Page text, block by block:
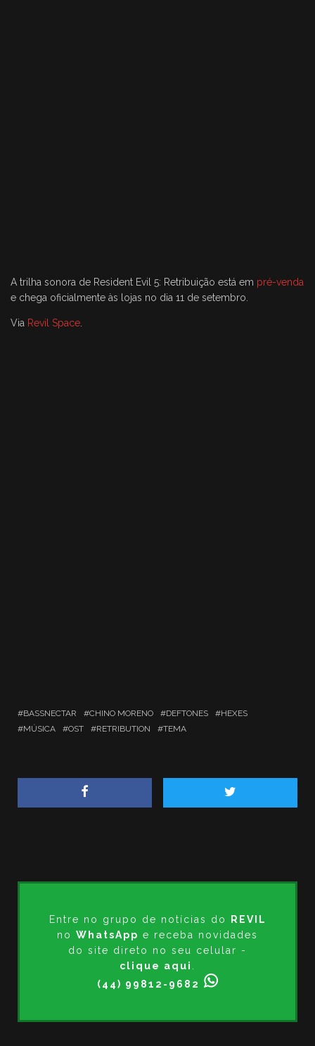
A trilha sonora de Resident Evil 5: Retribuição está em pré-venda
e chega oficialmente às lojas no dia 11 de setembro.
Via Revil Space
BASSNECTAR CHINO MORENO DEFTONES
HEXES
MÚSICA
OST RETRIBUTION TEMA
Entre no grupo de notícias do
REVIL
no WhatsApp e receba novidades
do site direto no seu celular -
clique aqui
(44) 99812-9682